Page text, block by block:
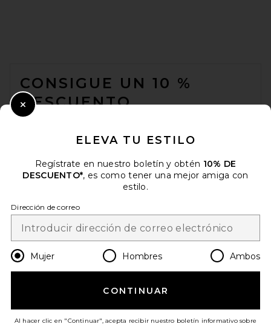
CONSIGUE UN 10 %
DESCUENTO
electrónico. Puede retirarse en cualquier momento.
Email Address
Change Country Regions
es USD
¡AYÚDANOS A MEJORAR!
ELEVA TU ESTILO
Regístrate en nuestro boletín y obtén 10% DE
DESCUENTO*, es como tener una mejor amiga con
estilo.
Dirección de correo
Mujer Hombres Ambos
CONTINUAR
Al hacer clic en "Continuar", acepta recibir nuestro boletín informativo sobre
Close Modal